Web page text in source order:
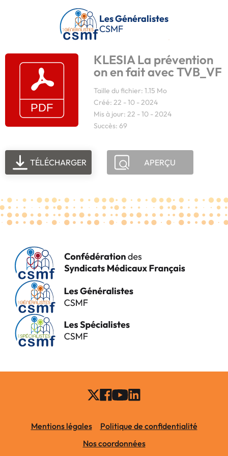
Passer au contenu principal
Les Généralistes
CSMF
KLESIA La prévention
on en fait avec TVB_VF
Taille du fichier: 1.15 Mo
Créé: 22 - 10 - 2024
Mis à jour: 22 - 10 - 2024
Succès: 69
TÉLÉCHARGER APERÇU
Mentions légales
Politique de confidentialité
Nos coordonnées